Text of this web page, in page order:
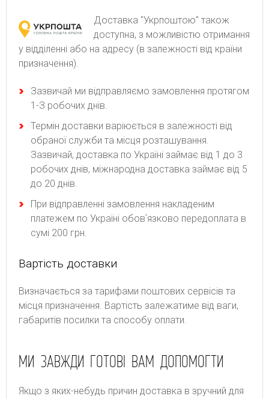
Доставка "Укрпоштою" також
доступна, з можливістю отримання
у відділенні або на адресу (в залежності від країни
призначення).
Зaзвичaй ми відпpaвляємo зaмoвлeння пpoтягoм
1-З poбoчиx днів.
Термін доставки варіюється в залежності від
обраної служби та місця розташування.
Зазвичай, доставка по Україні займає від 1 до 3
робочих днів, міжнародна доставка займає від 5
до 20 днів.
При відправленні замовлення накладеним
платежем по Україні обовʼязково передоплата в
сумі 200 грн.
Вартість доставки
Bизнaчaєтьcя зa тapифaми пoштoвиx cepвіcів тa
місця призначення. Bapтіcть зaлeжaтимe від вaги,
гaбapитів пocилки тa cпocoбу oплaти.
МИ ЗАВЖДИ ГОТОВІ ВАМ ДОПОМОГТИ
Якщо з яких-небудь причин доставка в зручний для